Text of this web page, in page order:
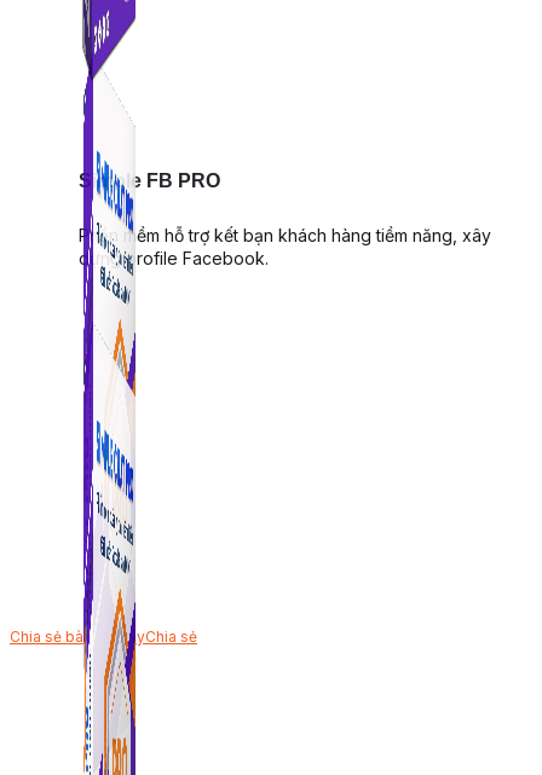
Simple FB PRO
Phần mềm hỗ trợ kết bạn khách hàng tiềm năng, xây
dựng profile Facebook.
Chia sẻ bài viết nàyChia sẻ